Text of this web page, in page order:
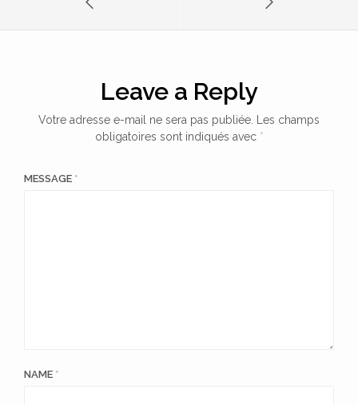
Leave a Reply
Votre adresse e-mail ne sera pas publiée. Les champs
obligatoires sont indiqués avec *
MESSAGE *
NAME *